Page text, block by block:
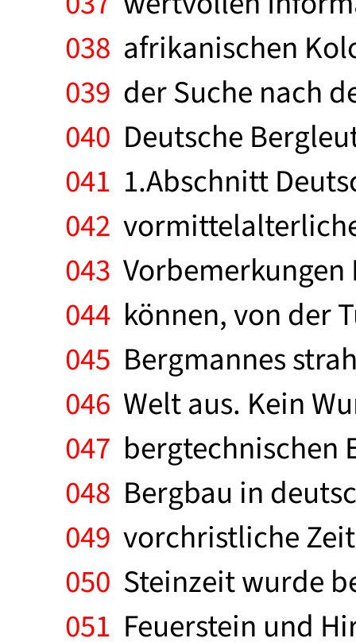
038 afrikanischen
039 der Suche nach
040 Deutsche
041 1.Abschnitt
042
043 Vorbemerkungen
044 können, von der
045 Bergmannes
046 Welt aus. Kein
047 bergtechnischen
048 Bergbau in
049 vorchristliche
050 Steinzeit wurde
051 Feuerstein und